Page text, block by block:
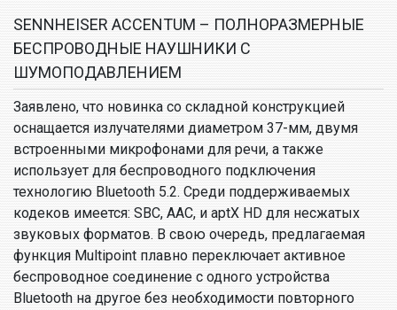
SENNHEISER ACCENTUM – ПОЛНОРАЗМЕРНЫЕ
БЕСПРОВОДНЫЕ НАУШНИКИ С
ШУМОПОДАВЛЕНИЕМ
Заявлено, что новинка со складной конструкцией
оснащается излучателями диаметром 37-мм, двумя
встроенными микрофонами для речи, а также
использует для беспроводного подключения
технологию Bluetooth 5.2. Среди поддерживаемых
кодеков имеется: SBC, AAC, и aptX HD для несжатых
звуковых форматов. В свою очередь, предлагаемая
функция Multipoint плавно переключает активное
беспроводное соединение с одного устройства
Bluetooth на другое без необходимости повторного